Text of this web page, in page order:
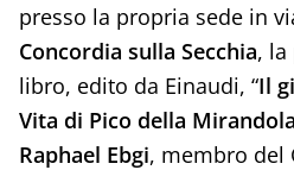
presso la propria sede in
Concordia sulla Secchia, la
libro, edito da Einaudi, “Il
Vita di Pico della Mirandola
Raphael Ebgi, membro del